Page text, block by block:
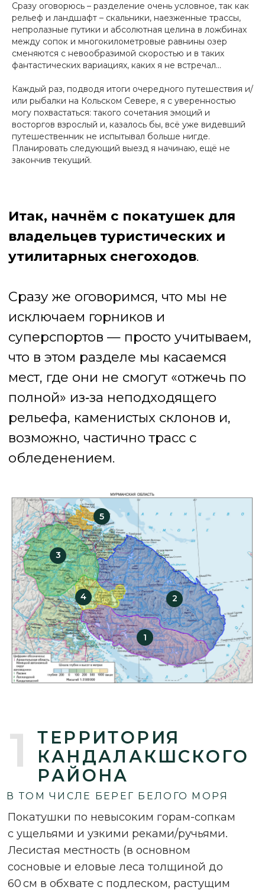
Сразу оговорюсь – разделение очень условное, так как
рельеф и ландшафт – скальники, наезженные трассы,
непролазные путики и абсолютная целина в ложбинах
между сопок и многокилометровые равнины озер
сменяются с невообразимой скоростью и в таких
фантастических вариациях, каких я не встречал...
Каждый раз, подводя итоги очередного путешествия и/
или рыбалки на Кольском Севере, я с уверенностью
могу похвастаться: такого сочетания эмоций и
восторгов взрослый и, казалось бы, всё уже видевший
путешественник не испытывал больше нигде.
Планировать следующий выезд я начинаю, ещё не
закончив текущий.
полной» из‑за неподходящего
рельефа, каменистых склонов и,
возможно, частично трасс с
обледенением.
5
4 2
ТЕРРИТОРИЯ
КАНДАЛАКШСКОГО
РАЙОНА
В ТОМ ЧИСЛЕ БЕРЕГ БЕЛОГО МОРЯ
Покатушки по невысоким горам-сопкам
с ущельями и узкими реками/ручьями.
Лесистая местность(в основном
сосновые и еловые леса толщиной до
60 см в обхвате с подлеском, растущим
очень плотно)с накатанными путиками
и движением по озёрам и замёрзшим
Начать путешествие можно сУмбы
Варзуги ,Кузомени и далее вдоль
побережья Белого моря — вплоть до
Стрельны, Сосновки с выездом к
1
ЛОВОЗЕРСКИЙ
РАЙОН
2